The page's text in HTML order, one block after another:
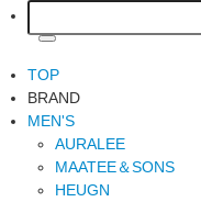
TOP
BRAND
MEN'S
AURALEE
MAATEE＆SONS
HEUGN